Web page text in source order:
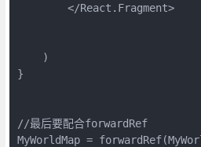
        </React.Fragment>
    )
}
//最后要配合forwardRef
MyWorldMap =